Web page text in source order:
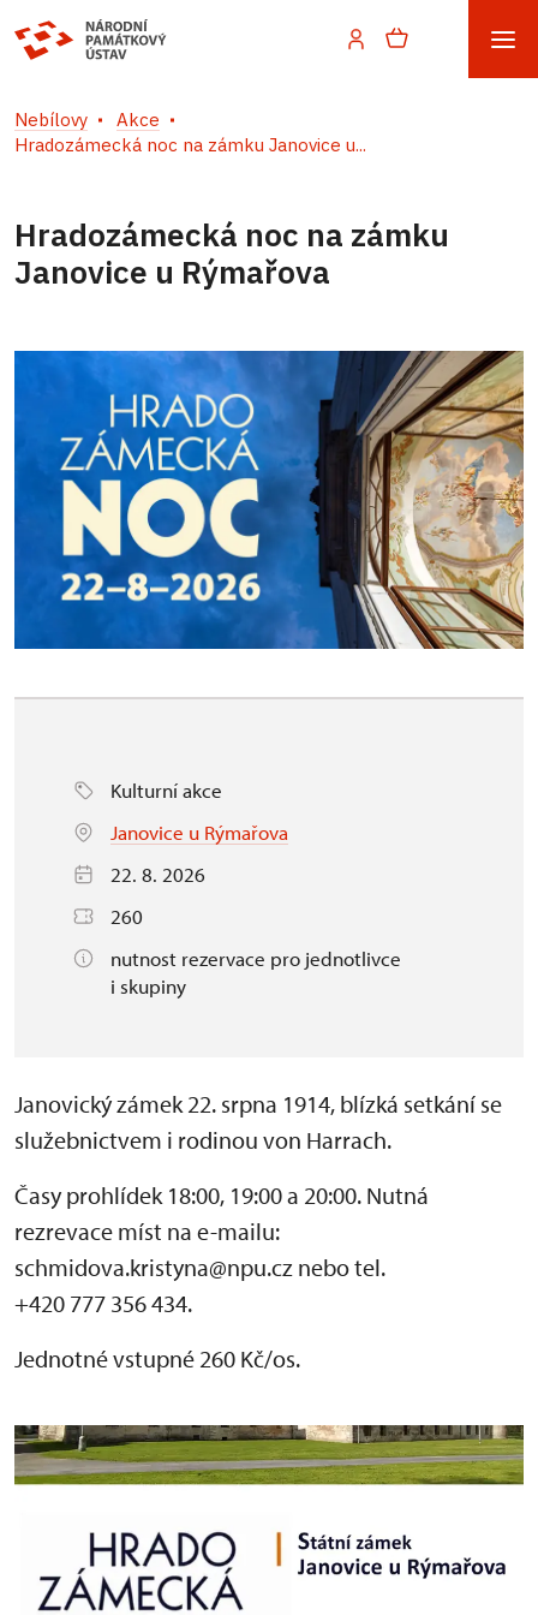
Nebílovy
Akce
Hradozámecká noc na zámku Janovice u...
Hradozámecká noc na zámku
Janovice u Rýmařova
Kulturní akce
Janovice u Rýmařova
22. 8. 2026
260
nutnost rezervace pro jednotlivce
i skupiny
Janovický zámek 22. srpna 1914, blízká setkání se
služebnictvem i rodinou von Harrach.
Časy prohlídek 18:00, 19:00 a 20:00. Nutná
rezrevace míst na e-mailu:
schmidova.kristyna@npu.cz nebo tel.
+420 777 356 434.
Jednotné vstupné 260 Kč/os.